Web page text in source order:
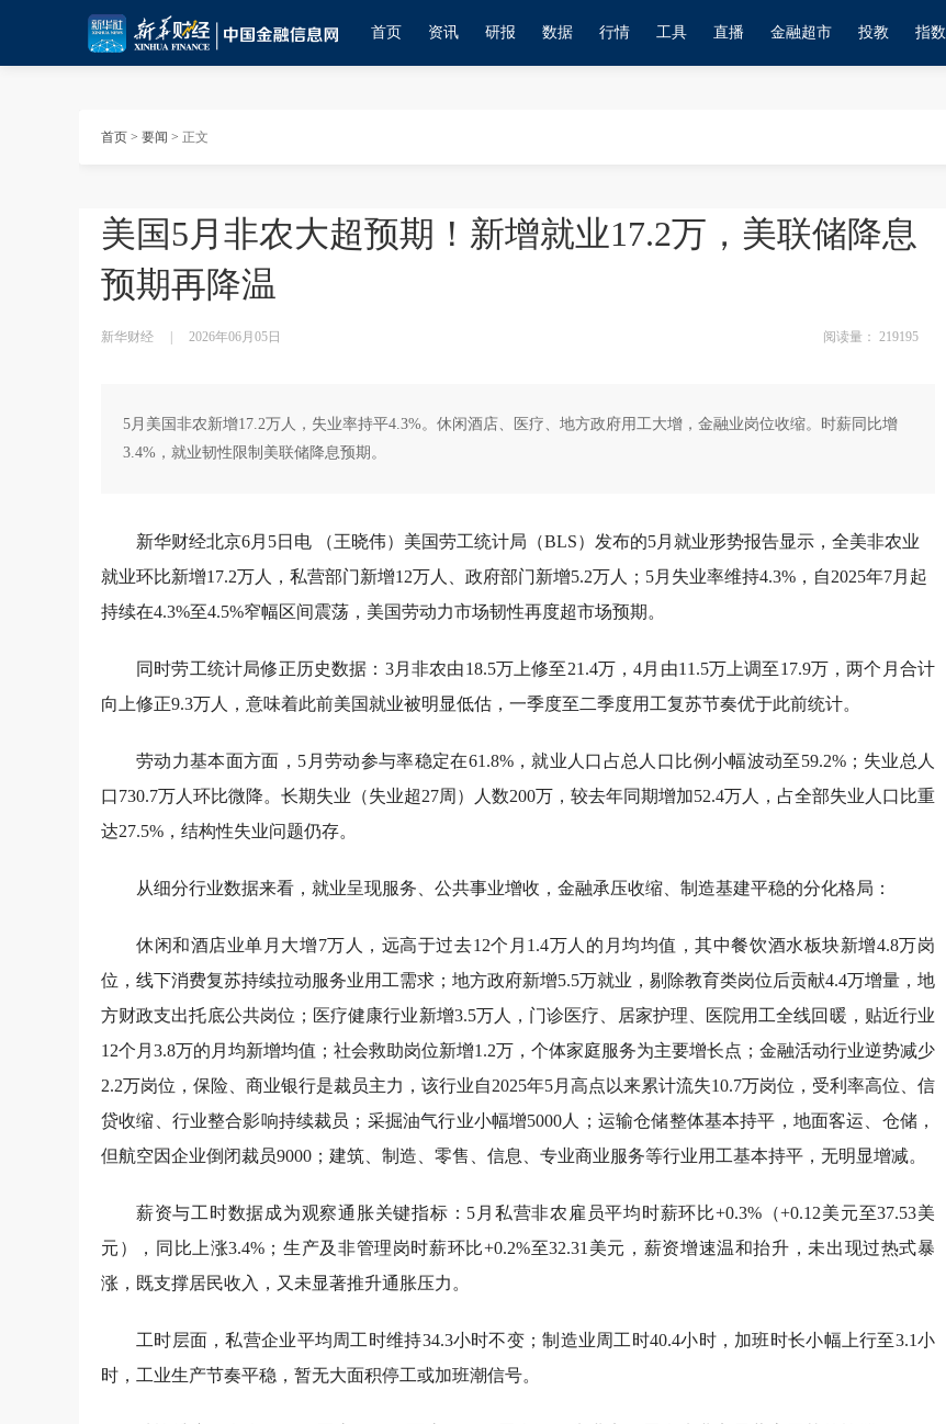
首页 资讯 研报 数据 行情 工具 直播 金融超市 投教 指数
首页 > 要闻 > 正文
美国5月非农大超预期！新增就业17.2万，美联储降息
预期再降温
新华财经 2026年06月05日 阅读量： 219195
5月美国非农新增17.2万人，失业率持平4.3%。休闲酒店、医疗、地方政府用工大增，金融业岗位收缩。时薪同比增
3.4%，就业韧性限制美联储降息预期。
新华财经北京6月5日电 （王晓伟）美国劳工统计局（BLS）发布的5月就业形势报告显示，全美非农业
就业环比新增17.2万人，私营部门新增12万人、政府部门新增5.2万人；5月失业率维持4.3%，自2025年7月起
持续在4.3%至4.5%窄幅区间震荡，美国劳动力市场韧性再度超市场预期。
同时劳工统计局修正历史数据：3月非农由18.5万上修至21.4万，4月由11.5万上调至17.9万，两个月合计
向上修正9.3万人，意味着此前美国就业被明显低估，一季度至二季度用工复苏节奏优于此前统计。
劳动力基本面方面，5月劳动参与率稳定在61.8%，就业人口占总人口比例小幅波动至59.2%；失业总人
口730.7万人环比微降。长期失业（失业超27周）人数200万，较去年同期增加52.4万人，占全部失业人口比重
达27.5%，结构性失业问题仍存。
从细分行业数据来看，就业呈现服务、公共事业增收，金融承压收缩、制造基建平稳的分化格局：
休闲和酒店业单月大增7万人，远高于过去12个月1.4万人的月均均值，其中餐饮酒水板块新增4.8万岗
位，线下消费复苏持续拉动服务业用工需求；地方政府新增5.5万就业，剔除教育类岗位后贡献4.4万增量，地
方财政支出托底公共岗位；医疗健康行业新增3.5万人，门诊医疗、居家护理、医院用工全线回暖，贴近行业
12个月3.8万的月均新增均值；社会救助岗位新增1.2万，个体家庭服务为主要增长点；金融活动行业逆势减少
2.2万岗位，保险、商业银行是裁员主力，该行业自2025年5月高点以来累计流失10.7万岗位，受利率高位、信
贷收缩、行业整合影响持续裁员；采掘油气行业小幅增5000人；运输仓储整体基本持平，地面客运、仓储，
但航空因企业倒闭裁员9000；建筑、制造、零售、信息、专业商业服务等行业用工基本持平，无明显增减。
薪资与工时数据成为观察通胀关键指标：5月私营非农雇员平均时薪环比+0.3%（+0.12美元至37.53美
元），同比上涨3.4%；生产及非管理岗时薪环比+0.2%至32.31美元，薪资增速温和抬升，未出现过热式暴
涨，既支撑居民收入，又未显著推升通胀压力。
工时层面，私营企业平均周工时维持34.3小时不变；制造业周工时40.4小时，加班时长小幅上行至3.1小
时，工业生产节奏平稳，暂无大面积停工或加班潮信号。